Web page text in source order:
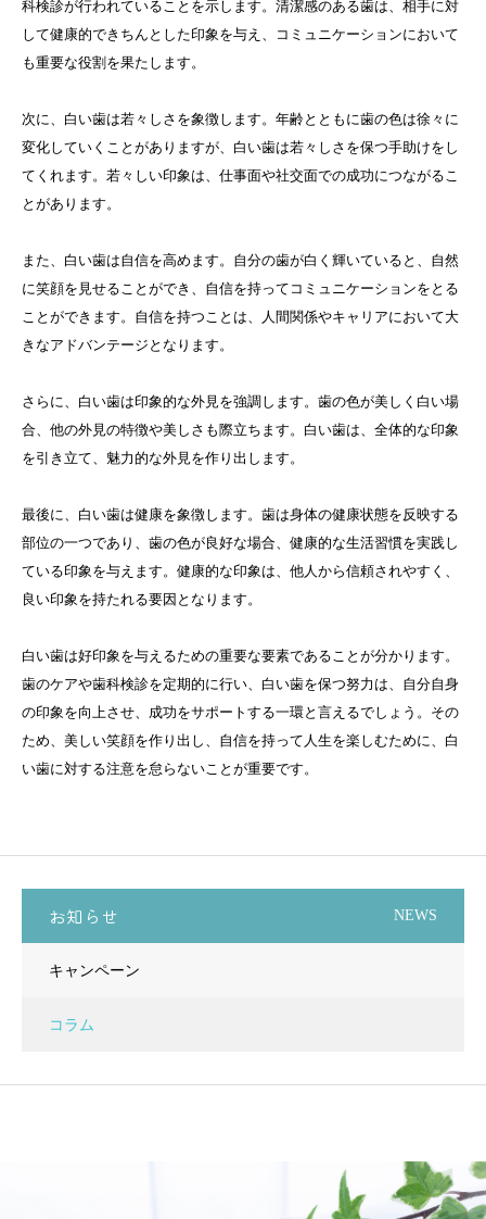
科検診が行われていることを示します。清潔感のある歯は、相手に対
して健康的できちんとした印象を与え、コミュニケーションにおいて
も重要な役割を果たします。
次に、白い歯は若々しさを象徴します。年齢とともに歯の色は徐々に
変化していくことがありますが、白い歯は若々しさを保つ手助けをし
てくれます。若々しい印象は、仕事面や社交面での成功につながるこ
とがあります。
また、白い歯は自信を高めます。自分の歯が白く輝いていると、自然
に笑顔を見せることができ、自信を持ってコミュニケーションをとる
ことができます。自信を持つことは、人間関係やキャリアにおいて大
きなアドバンテージとなります。
さらに、白い歯は印象的な外見を強調します。歯の色が美しく白い場
合、他の外見の特徴や美しさも際立ちます。白い歯は、全体的な印象
を引き立て、魅力的な外見を作り出します。
最後に、白い歯は健康を象徴します。歯は身体の健康状態を反映する
部位の一つであり、歯の色が良好な場合、健康的な生活習慣を実践し
ている印象を与えます。健康的な印象は、他人から信頼されやすく、
良い印象を持たれる要因となります。
白い歯は好印象を与えるための重要な要素であることが分かります。
歯のケアや歯科検診を定期的に行い、白い歯を保つ努力は、自分自身
の印象を向上させ、成功をサポートする一環と言えるでしょう。その
ため、美しい笑顔を作り出し、自信を持って人生を楽しむために、白
い歯に対する注意を怠らないことが重要です。
お知らせ NEWS
キャンペーン
コラム